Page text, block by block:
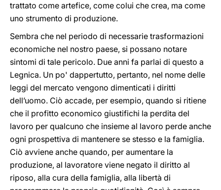
trattato come artefice, come colui che crea, ma come
uno strumento di produzione.
Sembra che nel periodo di necessarie trasformazioni
economiche nel nostro paese, si possano notare
sintomi di tale pericolo. Due anni fa parlai di questo a
Legnica. Un po' dappertutto, pertanto, nel nome delle
leggi del mercato vengono dimenticati i diritti
dell’uomo. Ciò accade, per esempio, quando si ritiene
che il profitto economico giustifichi la perdita del
lavoro per qualcuno che insieme al lavoro perde anche
ogni prospettiva di mantenere se stesso e la famiglia.
Ciò avviene anche quando, per aumentare la
produzione, al lavoratore viene negato il diritto al
riposo, alla cura della famiglia, alla libertà di